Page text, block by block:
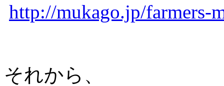
http://mukago.jp/farmers-
それから、